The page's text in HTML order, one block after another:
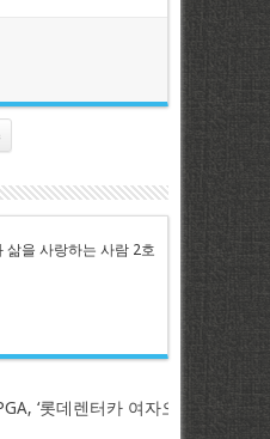
삶을 사랑하는 사람 2호
‘롯데렌터카 여자오